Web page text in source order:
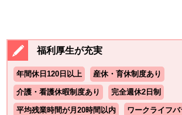
福利厚生が充実
年間休日120日以上 産休・育休制度あり
介護・看護休暇制度あり 完全週休2日制
平均残業時間が月20時間以内 ワークライフ